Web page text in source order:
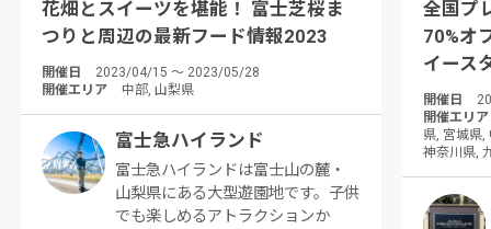
花畑とスイーツを堪能！ 富士芝桜ま
つりと周辺の最新フード情報2023
開催日
2023/04/15 ～ 2023/05/28
開催エリア
中部, 山梨県
富士急ハイランド
富士急ハイランドは富士山の麓・
山梨県にある大型遊園地です。子供
でも楽しめるアトラクションか
全国プ
70%オ
イース
開催日
開催エリア
県, 宮城県,
神奈川県,